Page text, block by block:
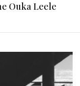
Ouka Leele